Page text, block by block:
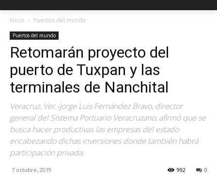
Inicio Puertos del mundo
Puertos del mundo
Retomarán proyecto del
puerto de Tuxpan y las
terminales de Nanchital
Veracruz, Ver.-Jorge Luis Fernández Bravo, director
general del Sistema Portuario Veracruzano, afirmó que se
busca hacer productivas las empresas del estado
encabezando dichas inversiones donde también habrá
participación privada.
7 octubre, 2019 0
992